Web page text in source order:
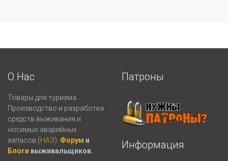
О Нас
Товары для туризма.
Производство и разработка
средств выживания и
носимых аварийных
запасов (НАЗ). Форум и
Блоги выживальщиков.
Патроны
Информация